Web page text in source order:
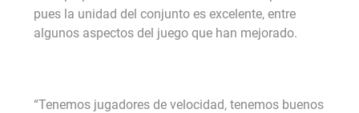
pues la unidad del conjunto es excelente, entre
algunos aspectos del juego que han mejorado.
“Tenemos jugadores de velocidad, tenemos buenos